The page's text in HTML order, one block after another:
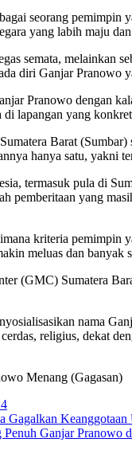
seorang
yang labih maju
semata, melainkan
diri Ganjar Pranowo
Pranowo dengan
di lapangan yang
Barat
hanya satu, yakni
termasuk pula di
pemberitaan yang
kriteria
meluas dan
(GMC) Sumatera
nama
religius, dekat
Menang (Gagasan)
Ganjar Pranowo